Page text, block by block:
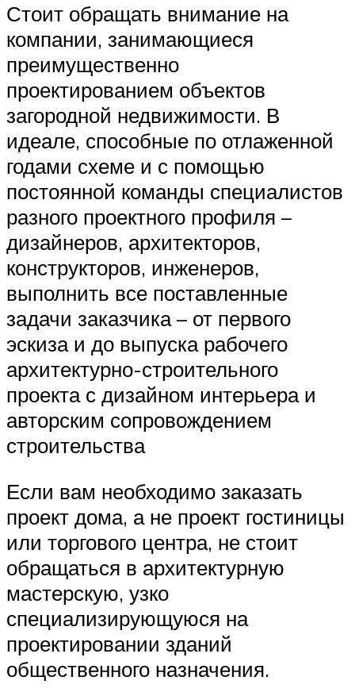
Стоит обращать внимание на
компании, занимающиеся
преимущественно
проектированием объектов
загородной недвижимости. В
идеале, способные по отлаженной
годами схеме и с помощью
постоянной команды специалистов
разного проектного профиля –
дизайнеров, архитекторов,
конструкторов, инженеров,
выполнить все поставленные
задачи заказчика – от первого
эскиза и до выпуска рабочего
архитектурно-строительного
проекта с дизайном интерьера и
авторским сопровождением
строительства
Если вам необходимо заказать
проект дома, а не проект гостиницы
или торгового центра, не стоит
обращаться в архитектурную
мастерскую, узко
специализирующуюся на
проектировании зданий
общественного назначения.